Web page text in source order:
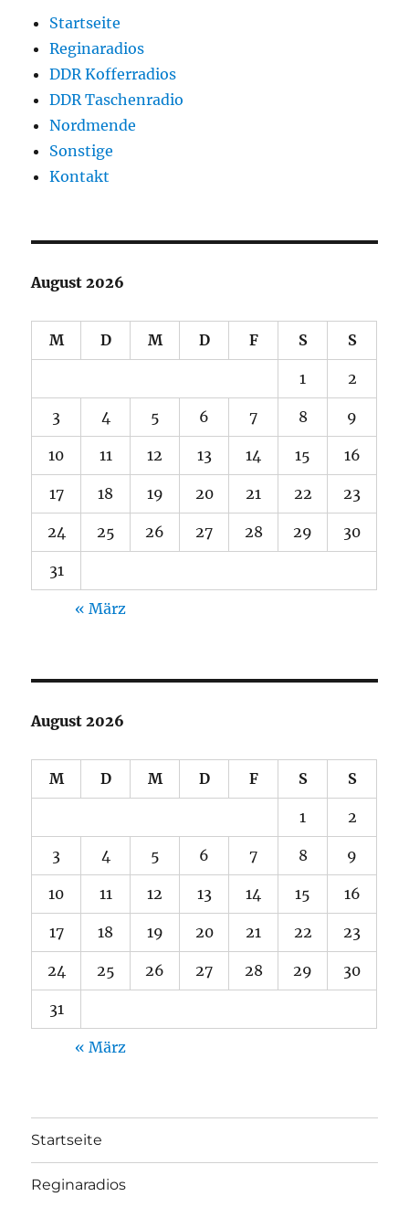
Startseite
Reginaradios
DDR Kofferradios
DDR Taschenradio
Nordmende
Sonstige
Kontakt
August 2026
M D M D F S S
1 2
3 4 5 6 7 8 9
10 11 12 13 14 15 16
17 18 19 20 21 22 23
24 25 26 27 28 29 30
31
« März
August 2026
M D M D F S S
1 2
3 4 5 6 7 8 9
10 11 12 13 14 15 16
17 18 19 20 21 22 23
24 25 26 27 28 29 30
31
« März
Startseite
Reginaradios